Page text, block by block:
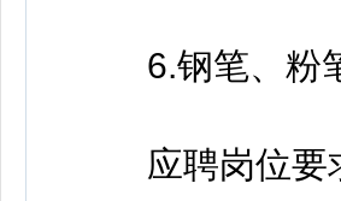
6.钢笔、粉
应聘岗位要